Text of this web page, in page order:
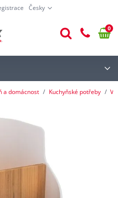
Česky
0
a domácnost Kuchyňské potřeby